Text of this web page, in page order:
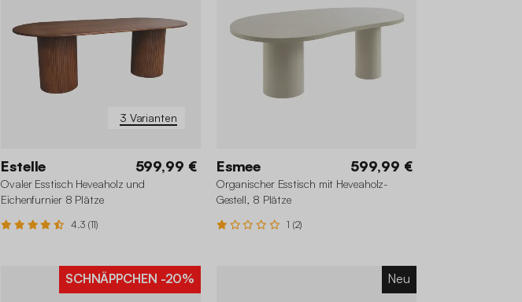
3 Varianten
Estelle 599,99 €
Ovaler Esstisch Heveaholz und
Eichenfurnier 8 Plätze
4.3 (11)
Esmee 599,99 €
Organischer Esstisch mit Heveaholz-
Gestell, 8 Plätze
1 (2)
SCHNÄPPCHEN -20% Neu